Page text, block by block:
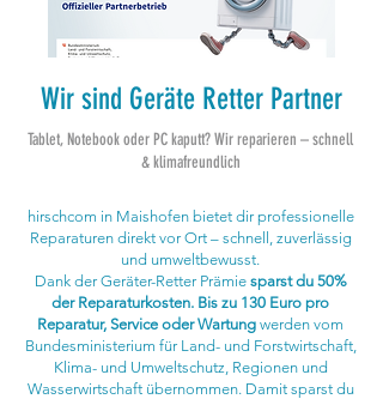
Wir sind Geräte Retter Partner
Tablet, Notebook oder PC kaputt? Wir reparieren – schnell
& klimafreundlich
hirschcom in Maishofen bietet dir professionelle
Reparaturen direkt vor Ort – schnell, zuverlässig
und umweltbewusst.
Dank der Geräter-Retter Prämie sparst du 50%
der Reparaturkosten. Bis zu 130 Euro pro
Reparatur, Service oder Wartung werden vom
Bundesministerium für Land- und Forstwirtschaft,
Klima- und Umweltschutz, Regionen und
Wasserwirtschaft übernommen. Damit sparst du